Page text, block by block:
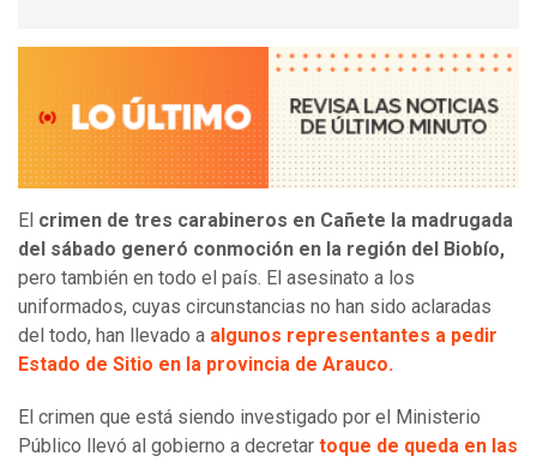
El crimen de tres carabineros en Cañete la madrugada
del sábado generó conmoción en la región del Biobío,
pero también en todo el país. El asesinato a los
uniformados, cuyas circunstancias no han sido aclaradas
del todo, han llevado a algunos representantes a pedir
Estado de Sitio en la provincia de Arauco.
El crimen que está siendo investigado por el Ministerio
Público llevó al gobierno a decretar toque de queda en las